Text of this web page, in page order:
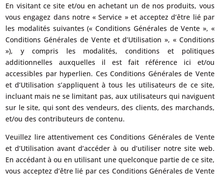
En visitant ce site et/ou en achetant un de nos produits, vous
vous engagez dans notre « Service » et acceptez d’être lié par
les modalités suivantes (« Conditions Générales de Vente », «
Conditions Générales de Vente et d’Utilisation », « Conditions
»), y compris les modalités, conditions et politiques
additionnelles auxquelles il est fait référence ici et/ou
accessibles par hyperlien. Ces Conditions Générales de Vente
et d’Utilisation s’appliquent à tous les utilisateurs de ce site,
incluant mais ne se limitant pas, aux utilisateurs qui naviguent
sur le site, qui sont des vendeurs, des clients, des marchands,
et/ou des contributeurs de contenu.
Veuillez lire attentivement ces Conditions Générales de Vente
et d’Utilisation avant d’accéder à ou d’utiliser notre site web.
En accédant à ou en utilisant une quelconque partie de ce site,
vous acceptez d’être lié par ces Conditions Générales de Vente